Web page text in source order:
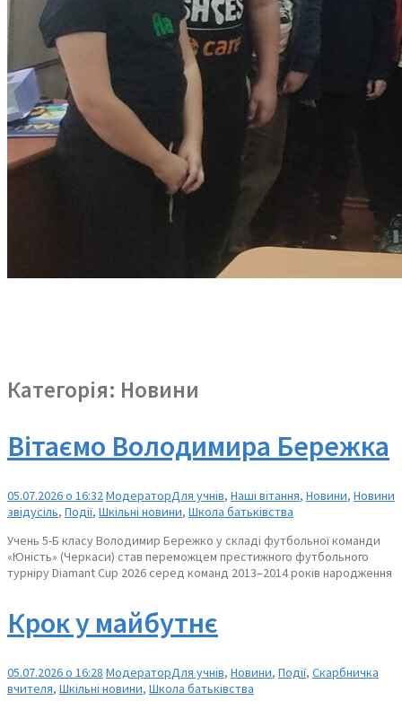
Категорія: Новини
Вітаємо Володимира Бережка
05.07.2026 о 16:32МодераторДля учнів, Наші вітання, Новини, Новини
звідусіль, Події, Шкільні новини, Школа батьківства
Учень 5-Б класу Володимир Бережко у складі футбольної команди
«Юність» (Черкаси) став переможцем престижного футбольного
турніру Diamant Cup 2026 серед команд 2013–2014 років народження
Крок у майбутнє
05.07.2026 о 16:28 МодераторДля учнів, Новини, Події, Скарбничка
вчителя, Шкільні новини, Школа батьківства